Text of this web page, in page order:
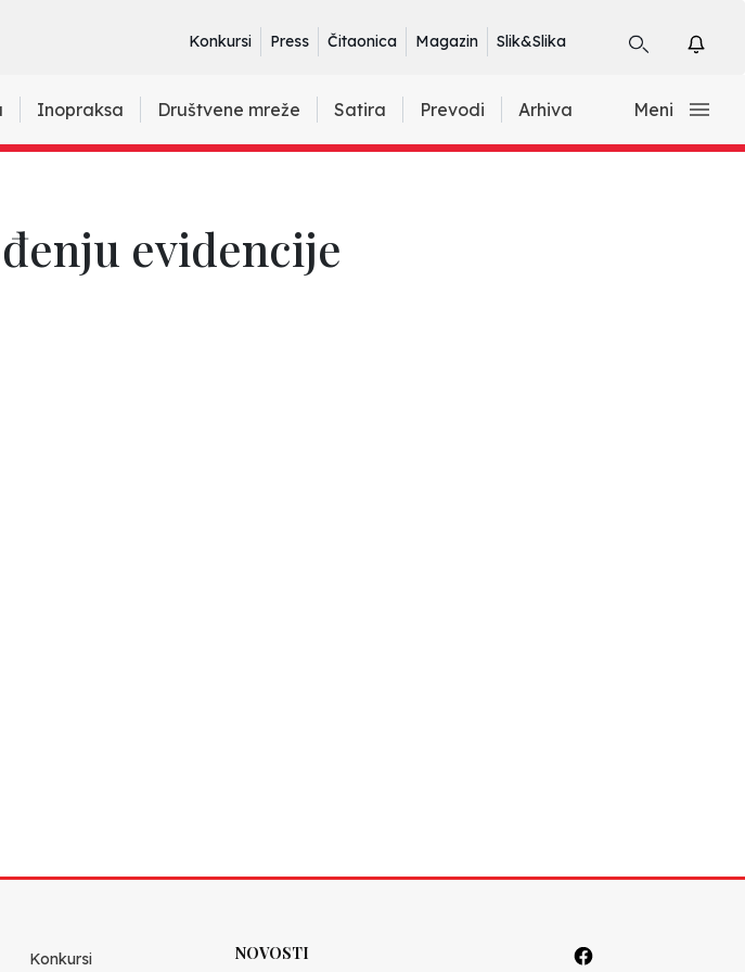
Konkursi Press Čitaonica Magazin Slik&Slika
Inopraksa Društvene mreže Satira Prevodi Arhiva Meni
evidencije
Konkursi NOVOSTI